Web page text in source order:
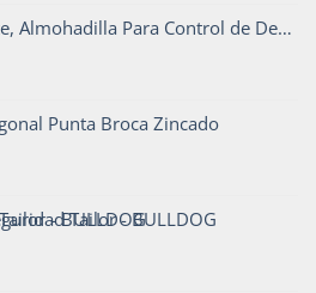
Para Control de Derrame en Agua - CrunchOil
Punta Broca Zincado
Tailor - BULLDOG